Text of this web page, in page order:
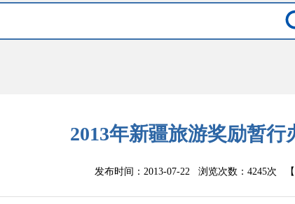
2013年新疆旅游奖励暂行
发布时间：2013-07-22 浏览次数： 4245次 【